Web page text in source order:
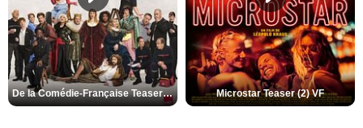
De la Comédie-Française Teaser (3) VF Microstar Teaser (2) VF